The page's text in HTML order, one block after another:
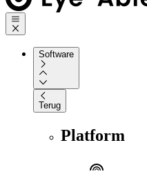
Software
Terug
Platform